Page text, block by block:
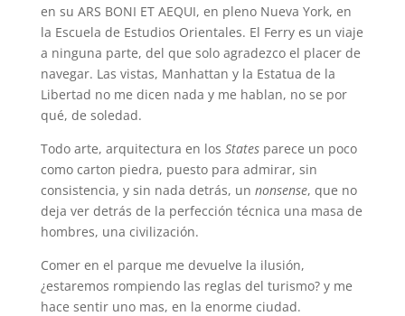
en su ARS BONI ET AEQUI, en pleno Nueva York, en
la Escuela de Estudios Orientales. El Ferry es un viaje
a ninguna parte, del que solo agradezco el placer de
navegar. Las vistas, Manhattan y la Estatua de la
Libertad no me dicen nada y me hablan, no se por
qué, de soledad.
Todo arte, arquitectura en los Statesparece un poco
como carton piedra, puesto para admirar, sin
consistencia, y sin nada detrás, un nonsense, que no
deja ver detrás de la perfección técnica una masa de
hombres, una civilización.
Comer en el parque me devuelve la ilusión,
¿estaremos rompiendo las reglas del turismo? y me
hace sentir uno mas, en la enorme ciudad.